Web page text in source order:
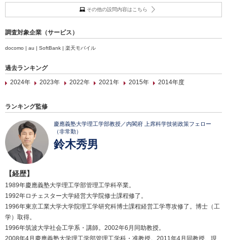
その他の設問内容はこちら
調査対象企業（サービス）
docomo | au | SoftBank | 楽天モバイル
過去ランキング
2024年
2023年 2022年 2021年 2015年 2014年度
ランキング監修
慶應義塾大学理工学部教授／内閣府 上席科学技術政策フェロー
（非常勤）
鈴木秀男
【経歴】
1989年慶應義塾大学理工学部管理工学科卒業。
1992年ロチェスター大学経営大学院修士課程修了。
1996年東京工業大学大学院理工学研究科博士課程経営工学専攻修了。博士（工
学）取得。
1996年筑波大学社会工学系・講師。2002年6月同助教授。
2008年4月慶應義塾大学理工学部管理工学科・准教授。2011年4月同教授、現